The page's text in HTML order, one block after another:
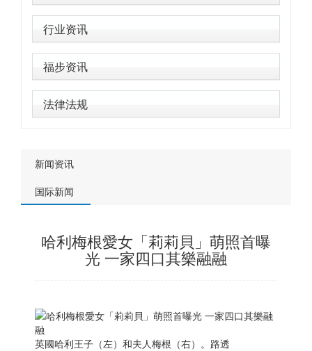
行业资讯
福步资讯
法律法规
新闻资讯
国际新闻
哈利梅根愛女「莉莉貝」萌照首曝
光 一家四口其樂融融
英國哈利王子（左）和夫人梅根（右）。路透